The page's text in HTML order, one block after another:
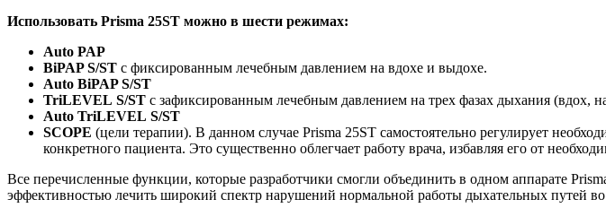
Использовать Prisma 25ST можно в шести режимах:
Auto PAP
BiPAP S/ST с фиксированным лечебным давлением на вдохе и выдохе.
Auto BiPAP S/ST
TriLEVEL S/ST с зафиксированным лечебным давлением на трех фазах дыхания (вдох,
Auto TriLEVEL S/ST
SCOPE (цели терапии). В данном случае Prisma 25ST самостоятельно регулирует
конкретного пациента. Это существенно облегчает работу врача, избавляя его от
Все перечисленные функции, которые разработчики смогли объединить в одном аппарате
эффективностью лечить широкий спектр нарушений нормальной работы дыхательных путей